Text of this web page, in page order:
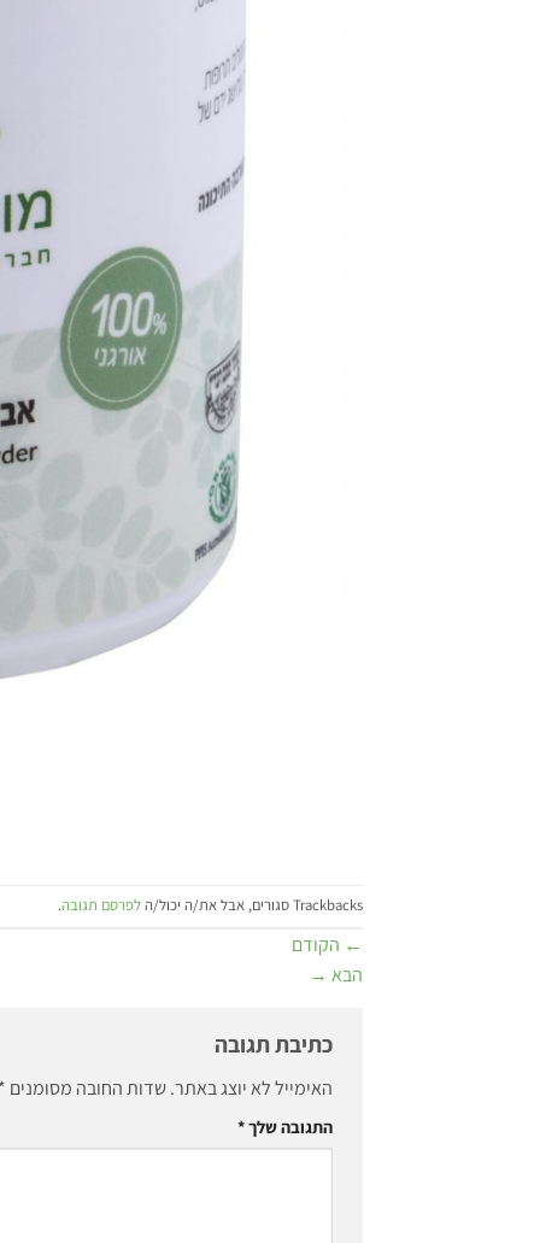
Trackbacks סגורים, אבל את/ה יכול/ה לפרסם תגובה.
← הקודם
הבא →
כתיבת תגובה
האימייל לא יוצג באתר.שדות החובה מסומנים
התגובה שלך*